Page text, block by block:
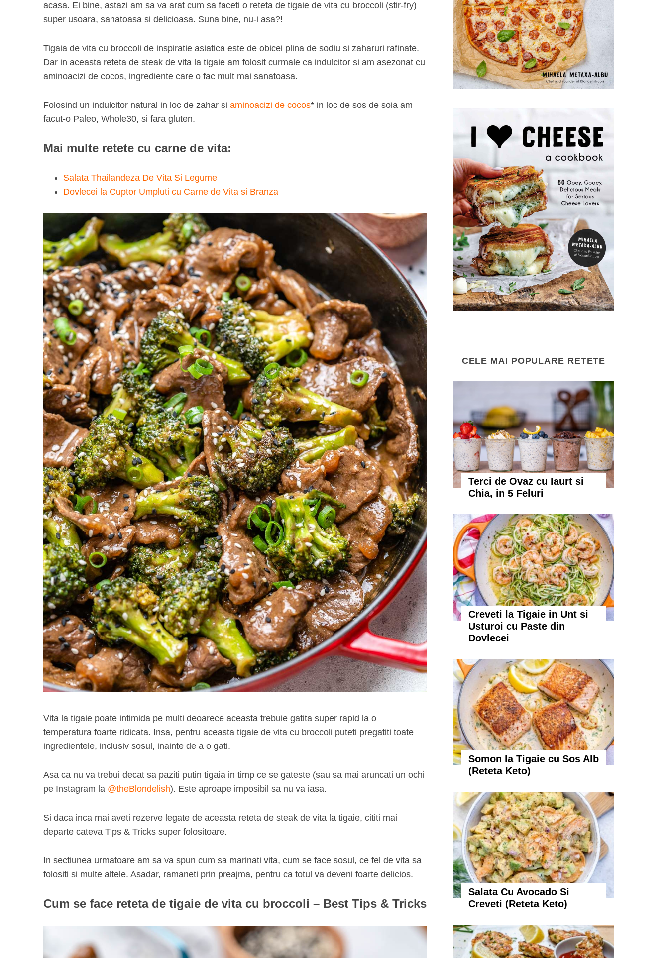
acasa. Ei bine, astazi am sa va arat cum sa faceti o reteta de tigaie de vita cu broccoli (stir-fry)
super usoara, sanatoasa si delicioasa. Suna bine, nu-i asa?!
Tigaia de vita cu broccoli de inspiratie asiatica este de obicei plina de sodiu si zaharuri rafinate.
Dar in aceasta reteta de steak de vita la tigaie am folosit curmale ca indulcitor si am asezonat cu
aminoacizi de cocos, ingrediente care o fac mult mai sanatoasa.
Folosind un indulcitor natural in loc de zahar si aminoacizi de cocos* in loc de sos de soia am
facut-o Paleo, Whole30, si fara gluten.
Mai multe retete cu carne de vita:
Salata Thailandeza De Vita Si Legume
Dovlecei la Cuptor Umpluti cu Carne de Vita si Branza
Vita la tigaie poate intimida pe multi deoarece aceasta trebuie gatita super rapid la o
temperatura foarte ridicata. Insa, pentru aceasta tigaie de vita cu broccoli puteti pregatiti toate
ingredientele, inclusiv sosul, inainte de a o gati.
Asa ca nu va trebui decat sa paziti putin tigaia in timp ce se gateste (sau sa mai aruncati un ochi
pe Instagram la @theBlondelish). Este aproape imposibil sa nu va iasa.
Si daca inca mai aveti rezerve legate de aceasta reteta de steak de vita la tigaie, cititi mai
departe cateva Tips & Tricks super folositoare.
In sectiunea urmatoare am sa va spun cum sa marinati vita, cum se face sosul, ce fel de vita sa
folositi si multe altele. Asadar, ramaneti prin preajma, pentru ca totul va deveni foarte delicios.
Cum se face reteta de tigaie de vita cu broccoli – Best Tips & Tricks
CELE MAI POPULARE RETETE
Terci de Ovaz cu Iaurt si
Chia, in 5 Feluri
Creveti la Tigaie in Unt si
Usturoi cu Paste din
Dovlecei
Somon la Tigaie cu Sos Alb
(Reteta Keto)
Salata Cu Avocado Si
Creveti (Reteta Keto)
S
f
o